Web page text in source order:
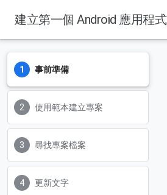
建立第一個 Android 應用程式
事前準備
使用範本建立專案
尋找專案檔案
更新文字